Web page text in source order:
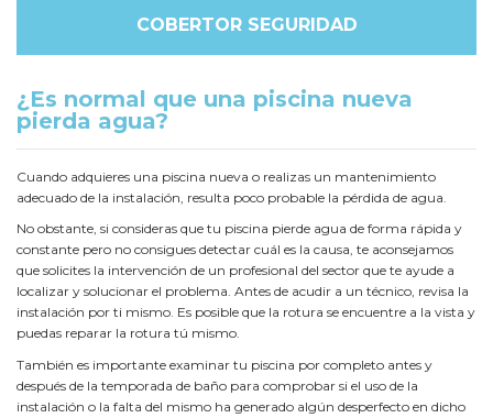
COBERTOR SEGURIDAD
¿Es normal que una piscina nueva
pierda agua?
Cuando adquieres una piscina nueva o realizas un mantenimiento
adecuado de la instalación, resulta poco probable la pérdida de agua.
No obstante, si consideras que tu piscina pierde agua de forma rápida y
constante pero no consigues detectar cuál es la causa, te aconsejamos
que solicites la intervención de un profesional del sector que te ayude a
localizar y solucionar el problema. Antes de acudir a un técnico, revisa la
instalación por ti mismo. Es posible que la rotura se encuentre a la vista y
puedas reparar la rotura tú mismo.
También es importante examinar tu piscina por completo antes y
después de la temporada de baño para comprobar si el uso de la
instalación o la falta del mismo ha generado algún desperfecto en dicho